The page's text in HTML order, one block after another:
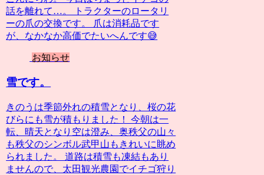
話を離れて…。 トラクターのロータリ
ーの爪の交換です。 爪は消耗品です
が、なかなか高価でたいへんです😅
お知らせ
雪です。
きのうは季節外れの積雪となり、桜の花
びらにも雪が積もりました！ 今朝は一
転、晴天となり空は澄み、奥秩父の山々
も秩父のシンボル武甲山もきれいに眺め
られました。 道路は積雪も凍結もあり
ませんので、太田観光農園でイチゴ狩り